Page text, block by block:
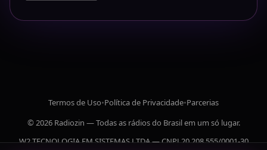
Termos de Uso•Política de Privacidade•Parcerias
© 2026 Radiozin — Todas as rádios do Brasil em um só lugar.
W2 TECNOLOGIA EM SISTEMAS LTDA — CNPJ 20.208.555/0001-30